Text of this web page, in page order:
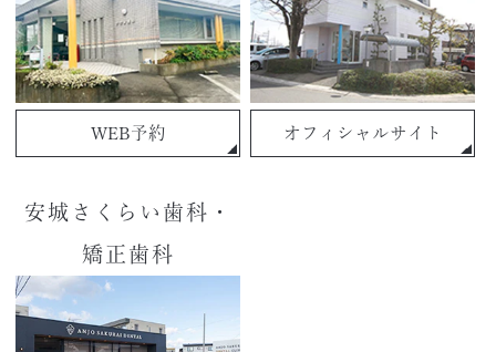
WEB予約 オフィシャルサイト
安城さくらい歯科・
矯正歯科